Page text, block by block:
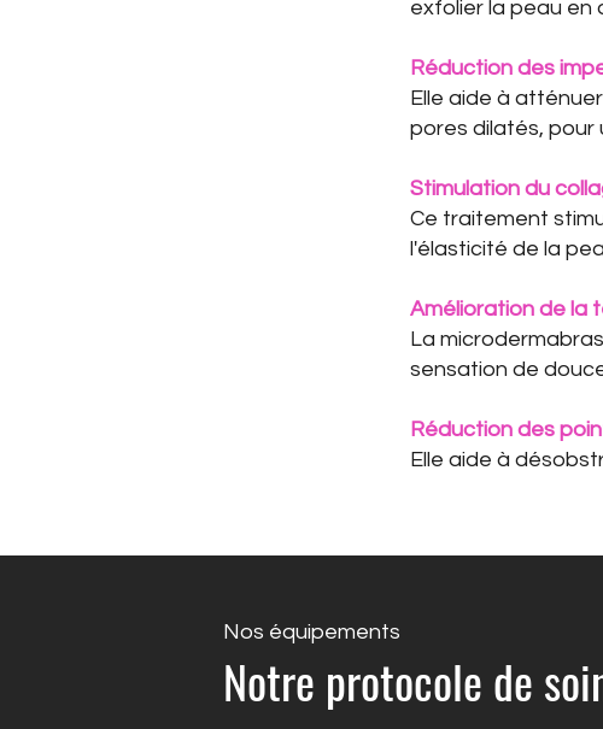
exfolier la peau en
Réduction des
Elle aide à
pores dilatés, pour
Stimulation du
Ce traitement
l'élasticité de la
Amélioration de la
La
sensation de
Réduction des
Elle aide à
Nos équipements
Notre protocole de